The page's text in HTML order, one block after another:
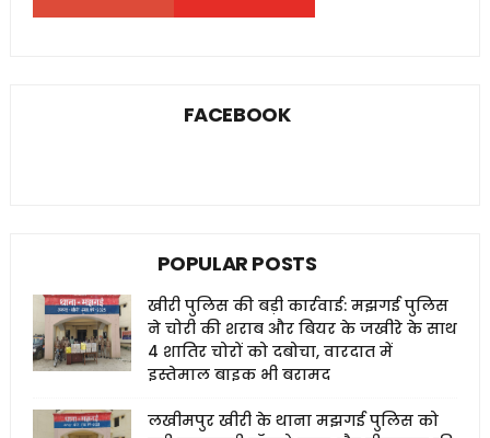
FACEBOOK
POPULAR POSTS
खीरी पुलिस की बड़ी कार्रवाई: मझगई पुलिस
ने चोरी की शराब और बियर के जखीरे के साथ
4 शातिर चोरों को दबोचा, वारदात में
इस्तेमाल बाइक भी बरामद
लखीमपुर खीरी के थाना मझगई पुलिस को